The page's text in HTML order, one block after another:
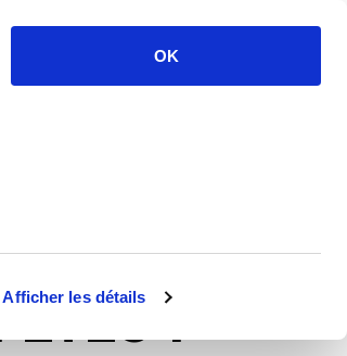
Afficher les détails
OK
Contact
?